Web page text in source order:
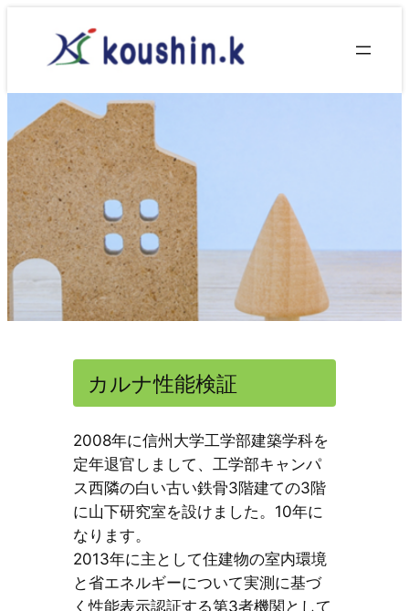
ス
ッ
プ
カルナ性能検証
2008年に信州大学工学部建築学科を
定年退官しまして、工学部キャンパ
ス西隣の白い古い鉄骨3階建ての3階
に山下研究室を設けました。10年に
なります。
2013年に主として住建物の室内環境
と省エネルギーについて実測に基づ
く性能表示認証する第3者機関として